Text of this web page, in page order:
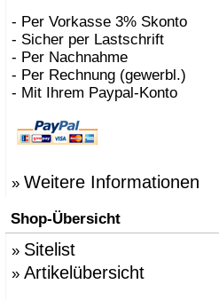
- Per Vorkasse 3% Skonto
- Sicher per Lastschrift
- Per Nachnahme
- Per Rechnung (gewerbl.)
- Mit Ihrem Paypal-Konto
» Weitere Informationen
Shop-Übersicht
» Sitelist
» Artikelübersicht